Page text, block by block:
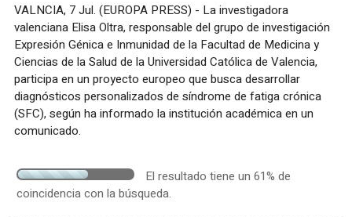
VALNCIA, 7 Jul. (EUROPA PRESS) - La investigadora
valenciana Elisa Oltra, responsable del grupo de investigación
Expresión Génica e Inmunidad de la Facultad de Medicina y
Ciencias de la Salud de la Universidad Católica de Valencia,
participa en un proyecto europeo que busca desarrollar
diagnósticos personalizados de síndrome de fatiga crónica
(SFC), según ha informado la institución académica en un
comunicado.
El resultado tiene un 61% de
coincidencia con la búsqueda.